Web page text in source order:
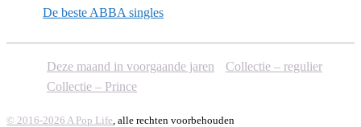
De beste ABBA singles
Deze maand in voorgaande jaren
Collectie – regulier
Collectie – Prince
© 2016-2026 A Pop Life , alle rechten voorbehouden